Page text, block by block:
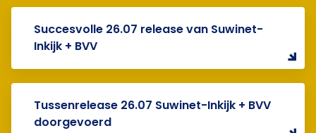
Succesvolle 26.07 release van Suwinet-
Inkijk + BVV
Tussenrelease 26.07 Suwinet-Inkijk + BVV
doorgevoerd